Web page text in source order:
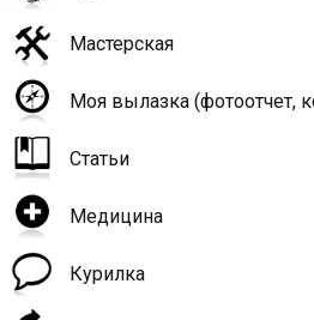
Мастерская
Моя вылазка (фотоотчет,
Статьи
Медицина
Курилка